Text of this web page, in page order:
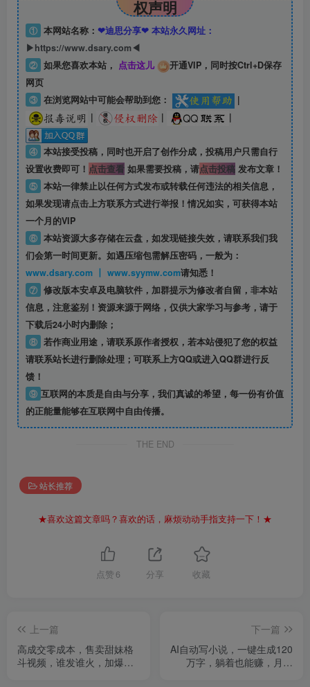
权声明
① 本网站名称： ❤迪思分享❤ 本站永久网址：
▶https://www.dsary.com◀
② 如果您喜欢本站， 点击这儿
开通VIP，同时按Ctrl+D保存
网页
③ 在浏览网站中可能会帮助到您：
|
|
| |
④ 本站接受投稿，同时也开启了创作分成，投稿用户只需自行
设置收费即可！ 点击查看如果需要投稿，请点击投稿发布文章！
⑤ 本站一律禁止以任何方式发布或转载任何违法的相关信息，
如果发现请点击上方联系方式进行举报！情况如实，可获得本站
一个月的VIP
⑥ 本站资源大多存储在云盘，如发现链接失效，请联系我们我
们会第一时间更新。如遇压缩包需解压密码，一般为：
www.dsary.com 丨 www.syymw.com请知悉！
⑦ 修改版本安卓及电脑软件，加群提示为修改者自留， 非本站
信息，注意鉴别！资源来源于网络，仅供大家学习与参考，请于
下载后24小时内删除；
⑧ 若作商业用途，请联系原作者授权，若本站侵犯了您的权益
请联系站长进行删除处理；可联系上方QQ或进入QQ群进行反
馈！
⑨ 互联网的本质是自由与分享，我们真诚的希望，每一份有价值
的正能量能够在互联网中自由传播。
THE END
站长推荐
★喜欢这篇文章吗？喜欢的话，麻烦动动手指支持一下！★
点赞 6 分享 收藏
上一篇
高成交零成本，售卖甜妹格
斗视频，谁发谁火，加爆微
下一篇
AI自动写小说，一键生成120
万字，躺着也能赚，月入